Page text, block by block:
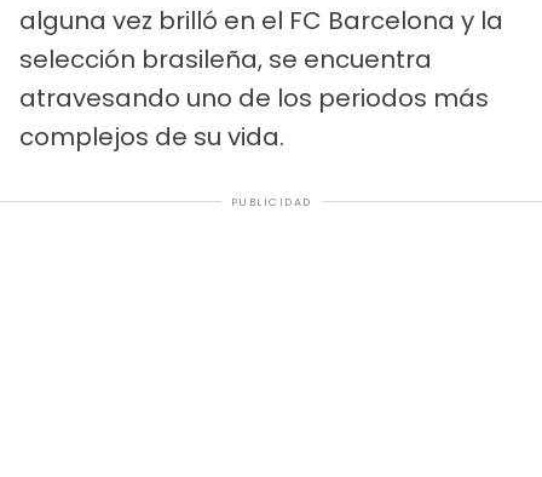
alguna vez brilló en el FC Barcelona y la
selección brasileña, se encuentra
atravesando uno de los periodos más
complejos de su vida.
PUBLICIDAD